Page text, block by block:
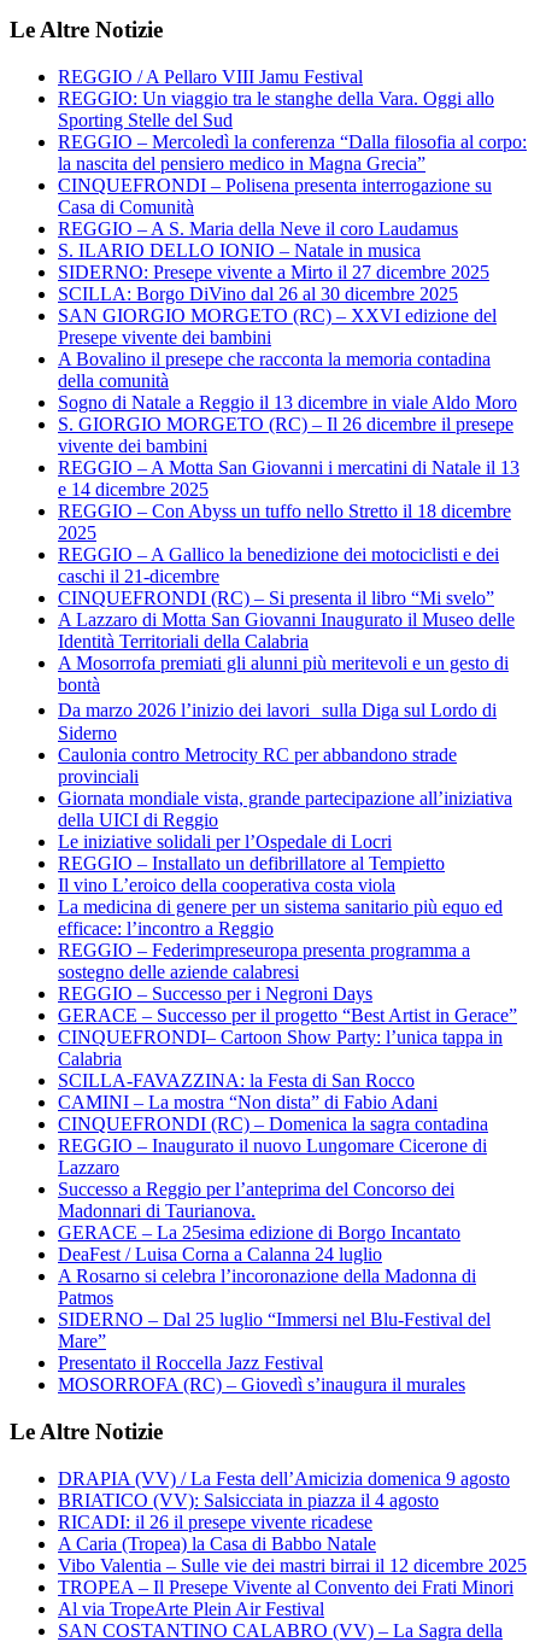
Le Altre Notizie
REGGIO / A Pellaro VIII Jamu Festival
REGGIO: Un viaggio tra le stanghe della Vara. Oggi allo
Sporting Stelle del Sud
REGGIO – Mercoledì la conferenza “Dalla filosofia al corpo:
la nascita del pensiero medico in Magna Grecia”
CINQUEFRONDI – Polisena presenta interrogazione su
Casa di Comunità
REGGIO – A S. Maria della Neve il coro Laudamus
S. ILARIO DELLO IONIO – Natale in musica
SIDERNO: Presepe vivente a Mirto il 27 dicembre 2025
SCILLA: Borgo DiVino dal 26 al 30 dicembre 2025
SAN GIORGIO MORGETO (RC) – XXVI edizione del
Presepe vivente dei bambini
A Bovalino il presepe che racconta la memoria contadina
della comunità
Sogno di Natale a Reggio il 13 dicembre in viale Aldo Moro
S. GIORGIO MORGETO (RC) – Il 26 dicembre il presepe
vivente dei bambini
REGGIO – A Motta San Giovanni i mercatini di Natale il 13
e 14 dicembre 2025
REGGIO – Con Abyss un tuffo nello Stretto il 18 dicembre
2025
REGGIO – A Gallico la benedizione dei motociclisti e dei
caschi il 21-dicembre
CINQUEFRONDI (RC) – Si presenta il libro “Mi svelo”
A Lazzaro di Motta San Giovanni Inaugurato il Museo delle
Identità Territoriali della Calabria
A Mosorrofa premiati gli alunni più meritevoli e un gesto di
bontà
Da marzo 2026 l’inizio dei lavori sulla Diga sul Lordo di
Siderno
Caulonia contro Metrocity RC per abbandono strade
provinciali
Giornata mondiale vista, grande partecipazione all’iniziativa
della UICI di Reggio
Le iniziative solidali per l’Ospedale di Locri
REGGIO – Installato un defibrillatore al Tempietto
Il vino L’eroico della cooperativa costa viola
La medicina di genere per un sistema sanitario più equo ed
efficace: l’incontro a Reggio
REGGIO – Federimpreseuropa presenta programma a
sostegno delle aziende calabresi
REGGIO – Successo per i Negroni Days
GERACE – Successo per il progetto “Best Artist in Gerace”
CINQUEFRONDI– Cartoon Show Party: l’unica tappa in
Calabria
SCILLA-FAVAZZINA: la Festa di San Rocco
CAMINI – La mostra “Non dista” di Fabio Adani
CINQUEFRONDI (RC) – Domenica la sagra contadina
REGGIO – Inaugurato il nuovo Lungomare Cicerone di
Lazzaro
Successo a Reggio per l’anteprima del Concorso dei
Madonnari di Taurianova.
GERACE – La 25esima edizione di Borgo Incantato
DeaFest / Luisa Corna a Calanna 24 luglio
A Rosarno si celebra l’incoronazione della Madonna di
Patmos
SIDERNO – Dal 25 luglio “Immersi nel Blu-Festival del
Mare”
Presentato il Roccella Jazz Festival
MOSORROFA (RC) – Giovedì s’inaugura il murales
Le Altre Notizie
DRAPIA (VV) / La Festa dell’Amicizia domenica 9 agosto
BRIATICO (VV): Salsicciata in piazza il 4 agosto
RICADI: il 26 il presepe vivente ricadese
A Caria (Tropea) la Casa di Babbo Natale
Vibo Valentia – Sulle vie dei mastri birrai il 12 dicembre 2025
TROPEA – Il Presepe Vivente al Convento dei Frati Minori
Al via TropeArte Plein Air Festival
SAN COSTANTINO CALABRO (VV) – La Sagra della